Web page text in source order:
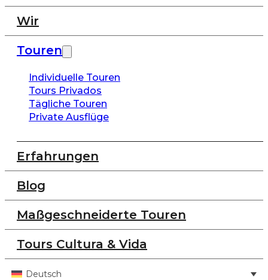
Wir
Touren
Individuelle Touren
Tours Privados
Tägliche Touren
Private Ausflüge
Erfahrungen
Blog
Maßgeschneiderte Touren
Tours Cultura & Vida
Deutsch